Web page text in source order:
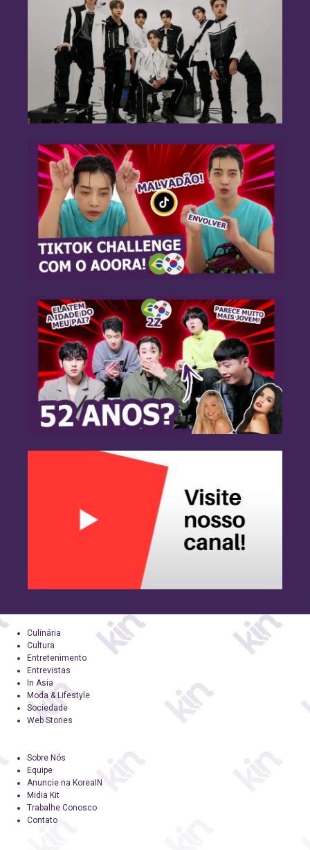
Culinária
Cultura
Entretenimento
Entrevistas
In Asia
Moda & Lifestyle
Sociedade
Web Stories
Sobre Nós
Equipe
Anuncie na KoreaIN
Midia Kit
Trabalhe Conosco
Contato